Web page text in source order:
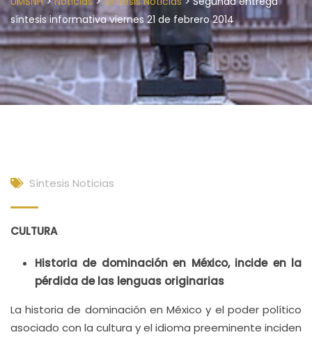
síntesis informativa viernes 21 de febrero 2014
Síntesis Noticias
CULTURA
Historia de dominación en México, incide en la
pérdida de las lenguas originarias
La historia de dominación en México y el poder político
asociado con la cultura y el idioma preeminente inciden